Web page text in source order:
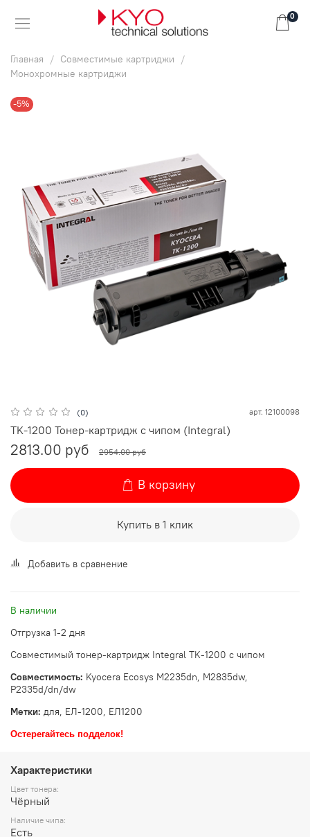
0
Главная
Совместимые картриджи
Монохромные картриджи
-5%
(0) арт. 12100098
TK-1200 Тонер-картридж с чипом (Integral)
2813.00 руб 2954.00 руб
В корзину
Купить в 1 клик
Добавить в сравнение
В наличии
Отгрузка 1-2 дня
Совместимый тонер-картридж Integral TK-1200 с чипом
Совместимость: Kyocera Ecosys M2235dn, M2835dw,
P2335d/dn/dw
Метки: для, ЕЛ-1200, ЕЛ1200
Остерегайтесь подделок!
Характеристики
Цвет тонера:
Чёрный
Наличие чипа:
Есть